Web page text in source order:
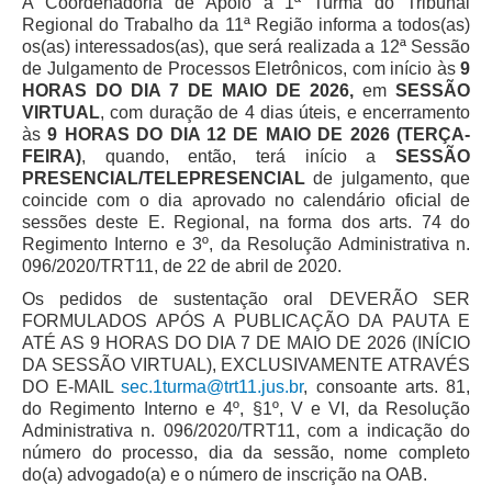
Comitê de Equidade de Raça, Gênero e Diversidade
Comitê PopRuaJud
Comissão de Justiça Itinerante
Comissão Permanente de Avaliação Documental
Automação e IA
Governança
Governança de TI
Governança das Contratações Obras
Rede de Governança Colaborativa
Gestão de Riscos
Laboratório de Inovação
Assessoria de Governança de Gestão de Pessoas
Regional do Trabalho da 11ª Região informa a todos(as)
os(as) interessados(as), que será realizada a 12ª Sessão
de Julgamento de Processos Eletrônicos, com início às 9
HORAS DO DIA 7 DE MAIO DE 2026, em SESSÃO
VIRTUAL, com duração de 4 dias úteis, e encerramento
às9 HORAS DO DIA 12 DE MAIO DE 2026 (TERÇA-
FEIRA), quando, então, terá início a SESSÃO
PRESENCIAL/TELEPRESENCIAL de julgamento, que
coincide com o dia aprovado no calendário oficial de
sessões deste E. Regional, na forma dos arts. 74 do
Regimento Interno e 3º, da Resolução Administrativa n.
096/2020/TRT11, de 22 de abril de 2020.
Os pedidos de sustentação oral DEVERÃO SER
FORMULADOS APÓS A PUBLICAÇÃO DA PAUTA E
ATÉ AS 9 HORAS DO DIA 7 DE MAIO DE 2026 (INÍCIO
DA SESSÃO VIRTUAL), EXCLUSIVAMENTE ATRAVÉS
DO E-MAILsec.1turma@trt11.jus.br, consoante arts. 81,
do Regimento Interno e 4º, §1º, V e VI, da Resolução
Administrativa n. 096/2020/TRT11, com a indicação do
número do processo, dia da sessão, nome completo
do(a) advogado(a) e o número de inscrição na OAB.